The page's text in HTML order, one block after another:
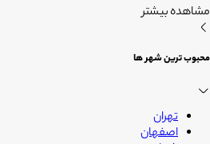
متخصصانی بسپاریم که از فیلترهای سخت‌گیرانه
دقیقاً همان فضای امن و بی‌دغدغه‌ای باشد که
آنکه شما فرصت بیشتری برای زندگی کردن داشته
مشاهده بیشتر
محبوب ترین شهر ها
تهران
اصفهان